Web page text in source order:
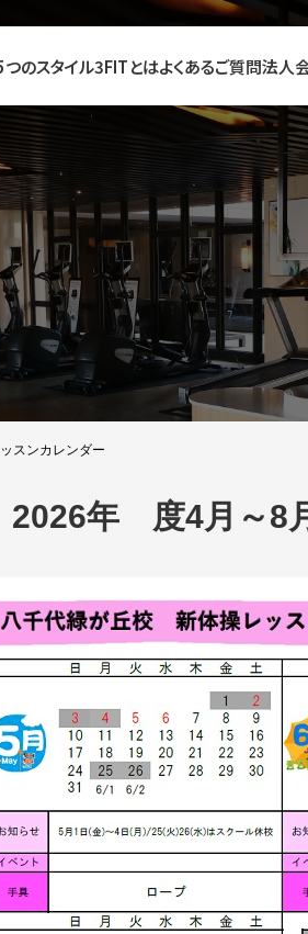
つのスタイル3FITとはよくあるご質問法人
スンカレンダー
年 度4月～8